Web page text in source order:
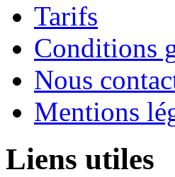
Tarifs
Conditions
Nous
Mentions
Liens utiles